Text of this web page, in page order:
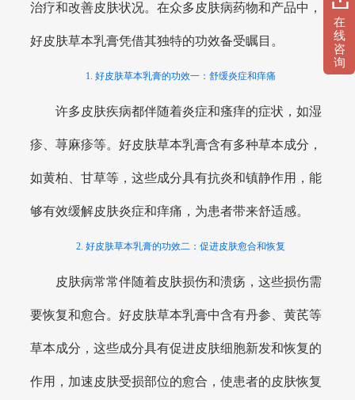
治疗和改善皮肤状况。在众多皮肤病药物和产品中，
好皮肤草本乳膏凭借其独特的功效备受瞩目。
1. 好皮肤草本乳膏的功效一：舒缓炎症和痒痛
许多皮肤疾病都伴随着炎症和瘙痒的症状，如湿
疹、荨麻疹等。好皮肤草本乳膏含有多种草本成分，
如黄柏、甘草等，这些成分具有抗炎和镇静作用，能
够有效缓解皮肤炎症和痒痛，为患者带来舒适感。
2. 好皮肤草本乳膏的功效二：促进皮肤愈合和恢复
皮肤病常常伴随着皮肤损伤和溃疡，这些损伤需
要恢复和愈合。好皮肤草本乳膏中含有丹参、黄芪等
草本成分，这些成分具有促进皮肤细胞新发和恢复的
作用，加速皮肤受损部位的愈合，使患者的皮肤恢复
在
线
咨
询